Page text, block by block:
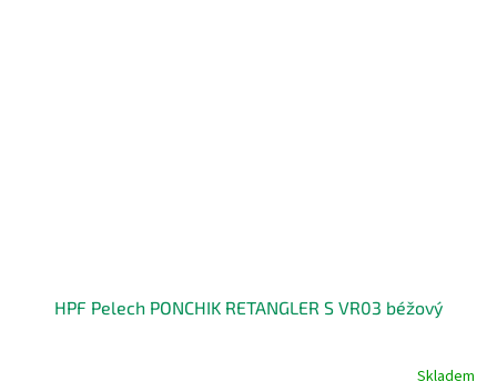
HPF Pelech PONCHIK RETANGLER S VR03 béžový
Skladem